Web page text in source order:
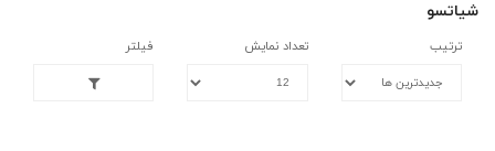
شیاتسو
ترتیب تعداد نمایش فیلتر